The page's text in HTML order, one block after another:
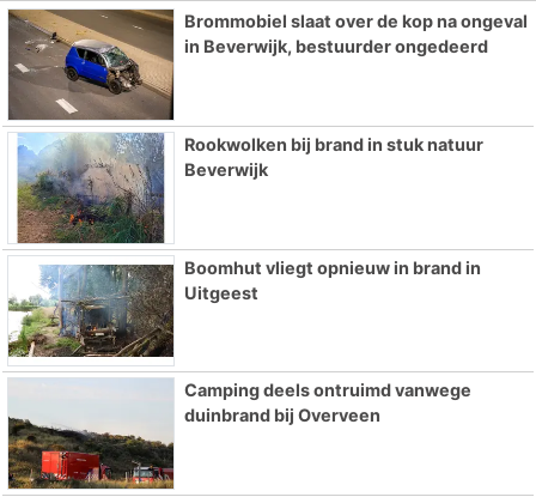
Brommobiel slaat over de kop na ongeval
in Beverwijk, bestuurder ongedeerd
Rookwolken bij brand in stuk natuur
Beverwijk
Boomhut vliegt opnieuw in brand in
Uitgeest
Camping deels ontruimd vanwege
duinbrand bij Overveen